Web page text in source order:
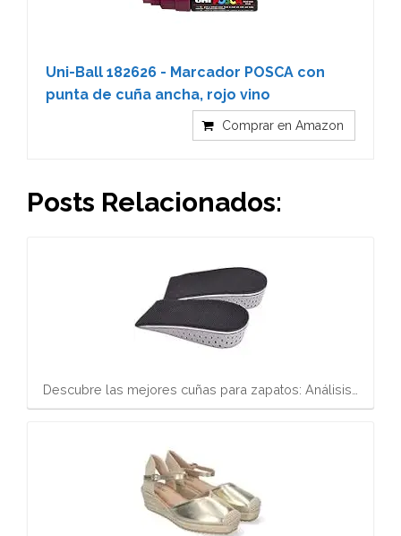
Uni-Ball 182626 - Marcador POSCA con
punta de cuña ancha, rojo vino
Comprar en Amazon
Posts Relacionados:
Descubre las mejores cuñas para zapatos: Análisis…